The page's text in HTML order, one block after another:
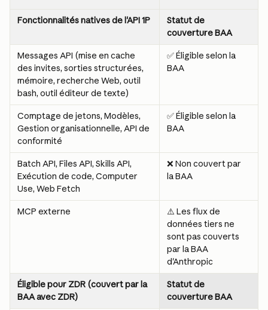
Fonctionnalités natives de l'API 1P
Statut de
couverture BAA
Messages API (mise en cache
des invites, sorties structurées,
mémoire, recherche Web, outil
bash, outil éditeur de texte)
✅ Éligible selon la
BAA
Comptage de jetons, Modèles,
Gestion organisationnelle, API de
conformité
✅ Éligible selon la
BAA
Batch API, Files API, Skills API,
Exécution de code, Computer
Use, Web Fetch
❌ Non couvert par
la BAA
MCP externe
⚠️ Les flux de
données tiers ne
sont pas couverts
par la BAA
d'Anthropic
Éligible pour ZDR (couvert par la
BAA avec ZDR)
Statut de
couverture BAA